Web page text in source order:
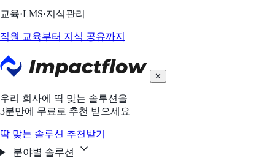
교육·LMS·지식관리
직원 교육부터 지식 공유까지
✕
우리 회사에 딱 맞는 솔루션을
3분만에 무료로 추천 받으세요
딱 맞는 솔루션 추천받기
분야별 솔루션